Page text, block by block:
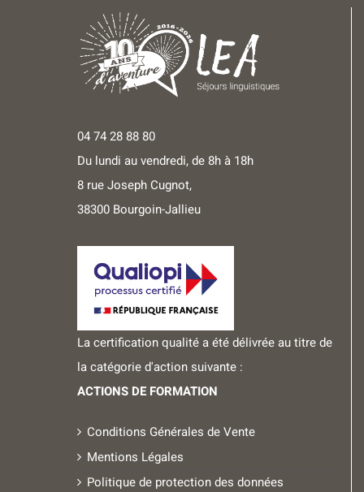
04 74 28 88 80
Du lundi au vendredi, de 8h à 18h
8 rue Joseph Cugnot,
38300 Bourgoin-Jallieu
La certification qualité a été délivrée au titre de
la catégorie d'action suivante :
ACTIONS DE FORMATION
Conditions Générales de Vente
Mentions Légales
Politique de protection des données